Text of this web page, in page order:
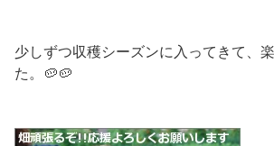
少しずつ収穫シーズンに入ってきて、
た。🥔🥔